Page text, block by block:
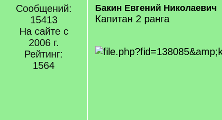
Сообщений:
15413
На сайте с
2006 г.
Рейтинг:
1564
Бакин Евгений Николаевич
Капитан 2 ранга